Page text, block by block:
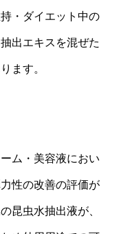
・ダイエット中の
出エキスを混ぜた
ます。
ム・美容液におい
性の改善の評価が
昆虫水抽出液が、